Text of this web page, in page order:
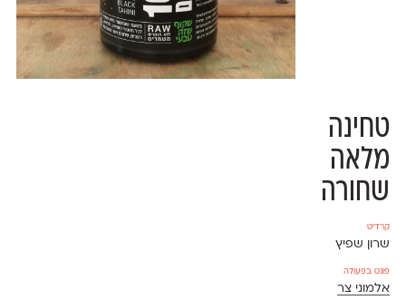
טחינה
מלאה
שחורה
קרדיט
שרון שפיץ
פונט בפעולה
אלמוני צר